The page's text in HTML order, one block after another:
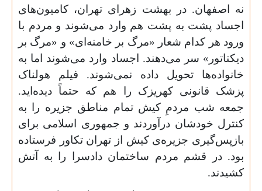
نه اصفهان. در بهشت زهرای تهران، کامیون‌های
اجساد پشت به پشت هم وارد می‌شوند و مردم با
ورود هر کدام شعار «مرگ بر خامنه‌ای» و «مرگ بر
دیکتاتور» سر می‌دهند. اجساد وارد می‌شوند اما به
خانواده‌ها تحویل داده نمی‌شوند. فیلم هولناک
پزشک قانونی کهریزک را هم که حتماً دیده‌اید.
جمعه شب مردمِ کیش تمام مناطق جزیره را به
کنترل خودشان درآوردند و جمهوری اسلامی برای
بازپس‌گیری جزیره‌ی کیش از تهران تکاور فرستاده
بود. در قشم مردم ساختمان دادسرا را به آتش
کشیدند.